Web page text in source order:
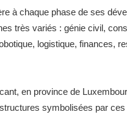
à chaque phase de ses
très variés : génie civil,
logistique, finances,
en province de
symbolisées par